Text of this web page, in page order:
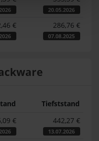
20.05.2026
€ 286,76 €
07.08.2025
Tiefststand
€ 442,27 €
13.07.2026